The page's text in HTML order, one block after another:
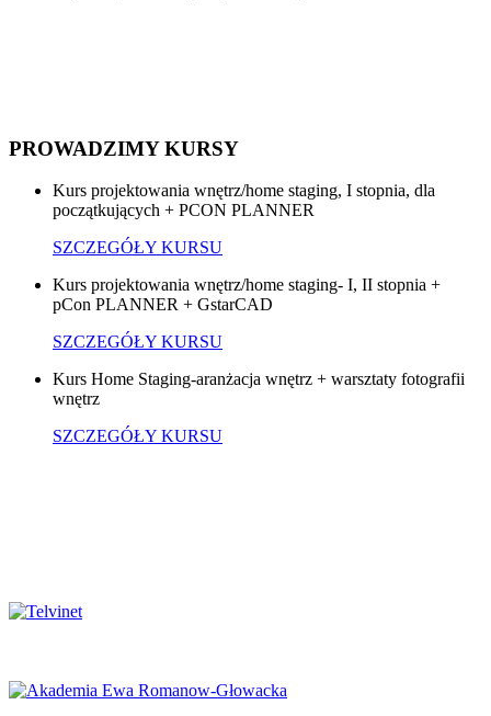
PROWADZIMY KURSY
Kurs projektowania wnętrz/home staging, I stopnia, dla
początkujących + PCON PLANNER
SZCZEGÓŁY KURSU
Kurs projektowania wnętrz/home staging- I, II stopnia +
pCon PLANNER + GstarCAD
SZCZEGÓŁY KURSU
Kurs Home Staging-aranżacja wnętrz + warsztaty fotografii
wnętrz
SZCZEGÓŁY KURSU